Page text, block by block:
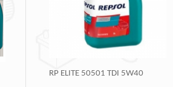
RP ELITE 50501 TDI 5W40